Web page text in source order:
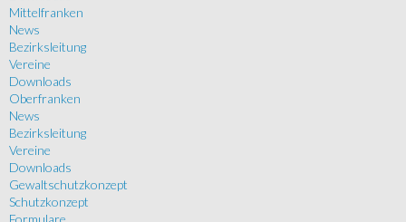
Mittelfranken
News
Bezirksleitung
Vereine
Downloads
Oberfranken
News
Bezirksleitung
Vereine
Downloads
Gewaltschutzkonzept
Schutzkonzept
Formulare